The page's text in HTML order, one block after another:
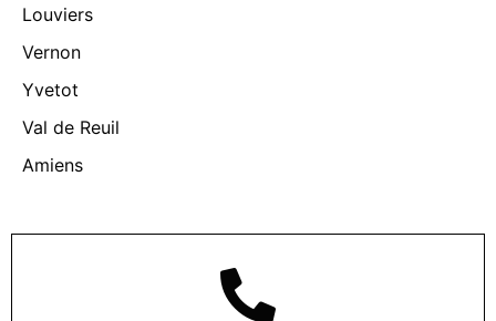
Louviers
Vernon
Yvetot
Val de Reuil
Amiens